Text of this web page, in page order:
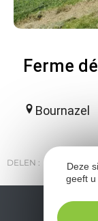
Ferme
Bournazel
DELEN : E-MAIL
Deze
geeft u